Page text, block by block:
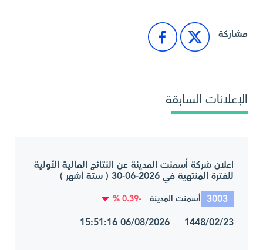
مشاركة
الإعلانات السابقة
اعلان شركة أسمنت المدينة عن النتائج المالية الأولية
للفترة المنتهية في 2026-06-30 ( ستة أشهر )
3003 أسمنت المدينة -0.39 %
1448/02/23 06/08/2026 15:51:16